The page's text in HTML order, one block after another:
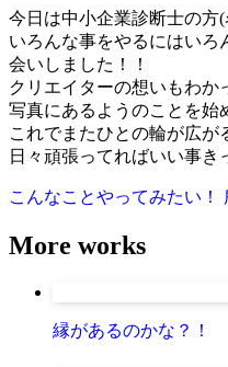
今日は中小企業診断士の方
いろんな事をやるにはいろ
会いしました！！
クリエイターの想いもわか
写真にあるようのことを始
これでまたひとの輪が広が
日々頑張ってればいい事き
こんなことやってみたい！
More works
縁があるのかな？！